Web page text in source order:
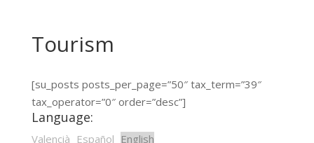
Tourism
[su_posts posts_per_page=”50″ tax_term=”39″
tax_operator=”0″ order=”desc”]
Language:
Valencià Español English